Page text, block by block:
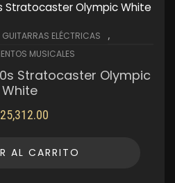
GUITARRAS ELÉCTRICAS ,
MUSICALES
Stratocaster Olympic
White
25,312.00
AL CARRITO